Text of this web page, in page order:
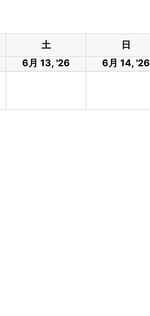
土
日
6月 13, '26 6月 14, '26